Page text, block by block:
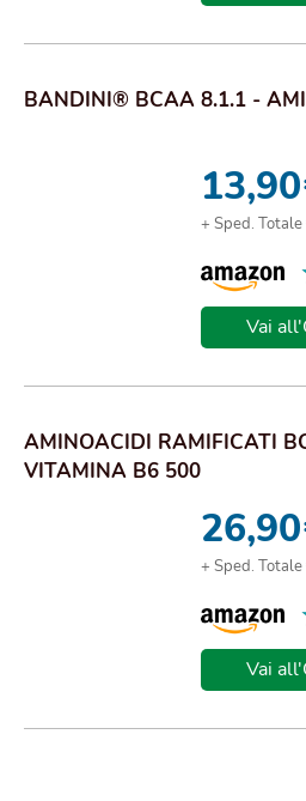
BANDINI® BCAA 8.1.1 -
13,90
+ Sped.
Vai
AMINOACIDI RAMIFICATI
VITAMINA B6 500
26,90
+ Sped.
Vai